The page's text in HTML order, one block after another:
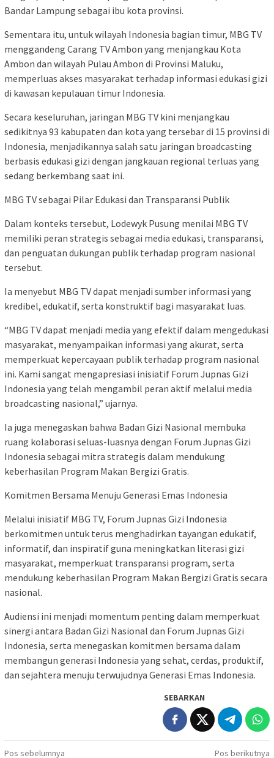
Bandar Lampung sebagai ibu kota provinsi.
Sementara itu, untuk wilayah Indonesia bagian timur, MBG TV
menggandeng Carang TV Ambon yang menjangkau Kota
Ambon dan wilayah Pulau Ambon di Provinsi Maluku,
memperluas akses masyarakat terhadap informasi edukasi gizi
di kawasan kepulauan timur Indonesia.
Secara keseluruhan, jaringan MBG TV kini menjangkau
sedikitnya 93 kabupaten dan kota yang tersebar di 15 provinsi di
Indonesia, menjadikannya salah satu jaringan broadcasting
berbasis edukasi gizi dengan jangkauan regional terluas yang
sedang berkembang saat ini.
MBG TV sebagai Pilar Edukasi dan Transparansi Publik
Dalam konteks tersebut, Lodewyk Pusung menilai MBG TV
memiliki peran strategis sebagai media edukasi, transparansi,
dan penguatan dukungan publik terhadap program nasional
tersebut.
Ia menyebut MBG TV dapat menjadi sumber informasi yang
kredibel, edukatif, serta konstruktif bagi masyarakat luas.
“MBG TV dapat menjadi media yang efektif dalam mengedukasi
masyarakat, menyampaikan informasi yang akurat, serta
memperkuat kepercayaan publik terhadap program nasional
ini. Kami sangat mengapresiasi inisiatif Forum Jupnas Gizi
Indonesia yang telah mengambil peran aktif melalui media
broadcasting nasional,” ujarnya.
Ia juga menegaskan bahwa Badan Gizi Nasional membuka
ruang kolaborasi seluas-luasnya dengan Forum Jupnas Gizi
Indonesia sebagai mitra strategis dalam mendukung
keberhasilan Program Makan Bergizi Gratis.
Komitmen Bersama Menuju Generasi Emas Indonesia
Melalui inisiatif MBG TV, Forum Jupnas Gizi Indonesia
berkomitmen untuk terus menghadirkan tayangan edukatif,
informatif, dan inspiratif guna meningkatkan literasi gizi
masyarakat, memperkuat transparansi program, serta
mendukung keberhasilan Program Makan Bergizi Gratis secara
nasional.
Audiensi ini menjadi momentum penting dalam memperkuat
sinergi antara Badan Gizi Nasional dan Forum Jupnas Gizi
Indonesia, serta menegaskan komitmen bersama dalam
membangun generasi Indonesia yang sehat, cerdas, produktif,
dan sejahtera menuju terwujudnya Generasi Emas Indonesia.
SEBARKAN
Pos sebelumnya
Pos berikutnya